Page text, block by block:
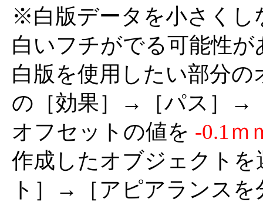
※白版データを小さくし
白いフチがでる可能性が
白版を使用したい部分
の［効果］→［パス］→
オフセットの値を -0.1ｍ
作成したオブジェクト
ト］→［アピアランスを